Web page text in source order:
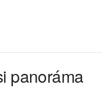
panoráma